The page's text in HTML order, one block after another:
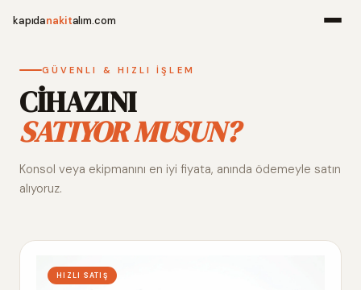
kapıdanakitalım.com
Alım
GÜVENLI & HIZLI İŞLEM
CİHAZINI
SATIYOR MUSUN?
Konsol veya ekipmanını en iyi fiyata, anında ödemeyle satın
alıyoruz.
HIZLI SATIŞ